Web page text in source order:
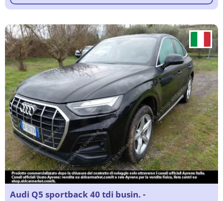
Audi Q5 sportback 40 tdi busin. -